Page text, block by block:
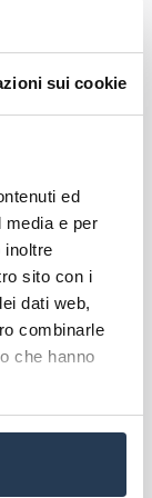
sui cookie
ed
media e per
inoltre
sito con i
dati web,
combinarle
che hanno
e